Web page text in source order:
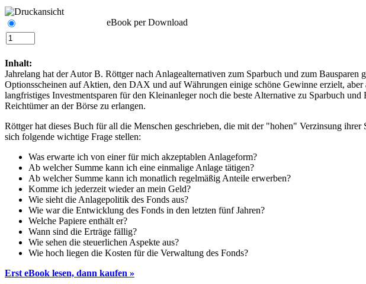
eBook per Download
Inhalt:
Jahrelang hat der Autor B. Röttger nach Anlagealternativen zum Sparbuch und zum
Optionsscheinen auf Aktien, den DAX und auf Währungen einige schöne Gewinne erzielt,
langfristiges Investmentsparen für den Kleinanleger noch die beste Alternative zu Sparbuch
Reichtümer an der Börse zu erlangen.
Röttger hat dieses Buch für all die Menschen geschrieben, die mit der "hohen" Verzinsung
sich folgende wichtige Frage stellen:
Was erwarte ich von einer für mich akzeptablen Anlageform?
Ab welcher Summe kann ich eine einmalige Anlage tätigen?
Ab welcher Summe kann ich monatlich regelmäßig Anteile erwerben?
Komme ich jederzeit wieder an mein Geld?
Wie sieht die Anlagepolitik des Fonds aus?
Wie war die Entwicklung des Fonds in den letzten fünf Jahren?
Welche Papiere enthält er?
Wann sind die Erträge fällig?
Wie sehen die steuerlichen Aspekte aus?
Wie hoch liegen die Kosten für die Verwaltung des Fonds?
Erst eBook lesen, dann kaufen »